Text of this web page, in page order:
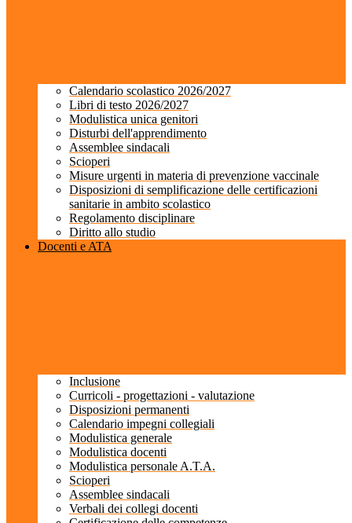
Calendario scolastico 2026/2027
Libri di testo 2026/2027
Modulistica unica genitori
Disturbi dell'apprendimento
Assemblee sindacali
Scioperi
Misure urgenti in materia di prevenzione vaccinale
Disposizioni di semplificazione delle certificazioni
sanitarie in ambito scolastico
Regolamento disciplinare
Diritto allo studio
Docenti e ATA
Inclusione
Curricoli - progettazioni - valutazione
Disposizioni permanenti
Calendario impegni collegiali
Modulistica generale
Modulistica docenti
Modulistica personale A.T.A.
Scioperi
Assemblee sindacali
Verbali dei collegi docenti